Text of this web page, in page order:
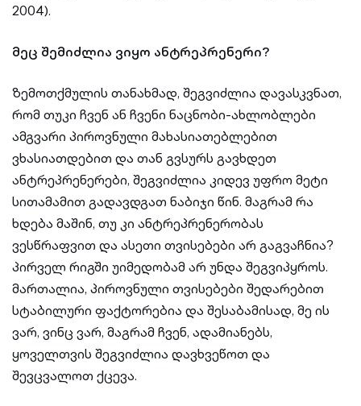
2004).
მეც შემიძლია ვიყო ანტრეპრენერი?
ზემოთქმულის თანახმად, შეგვიძლია დავასკვნათ,
რომ თუკი ჩვენ ან ჩვენი ნაცნობი-ახლობლები
ამგვარი პიროვნული მახასიათებლებით
ვხასიათდებით და თან გვსურს გავხდეთ
ანტრეპრენერები, შეგვიძლია კიდევ უფრო მეტი
სითამამით გადავდგათ ნაბიჯი წინ. მაგრამ რა
ხდება მაშინ, თუ კი ანტრეპრენერობას
ვესწრაფვით და ასეთი თვისებები არ გაგვაჩნია?
პირველ რიგში უიმედობამ არ უნდა შეგვიპყროს.
მართალია, პიროვნული თვისებები შედარებით
სტაბილური ფაქტორებია და შესაბამისად, მე ის
ვარ, ვინც ვარ, მაგრამ ჩვენ, ადამიანებს,
ყოველთვის შეგვიძლია დავხვეწოთ და
შევცვალოთ ქცევა.